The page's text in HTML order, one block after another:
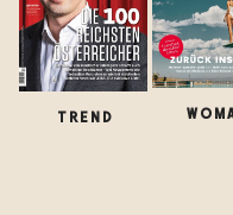
TREND